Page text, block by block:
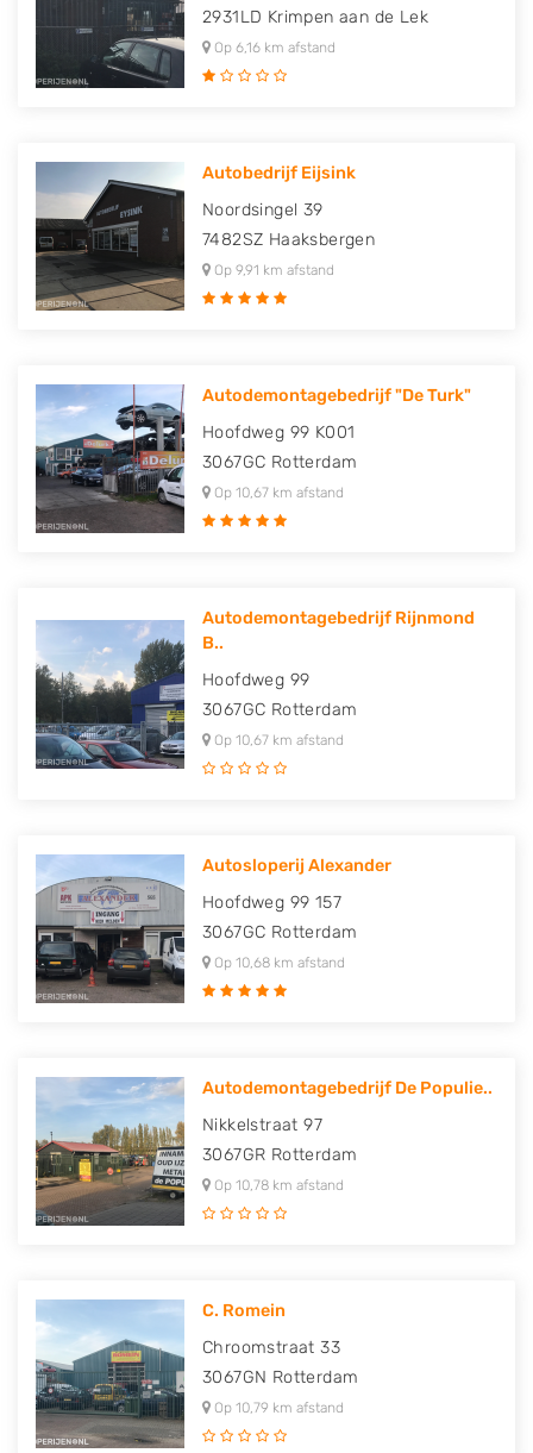
2931LD Krimpen aan de Lek
Op 6,16 km afstand
Autobedrijf Eijsink
Noordsingel 39
7482SZ Haaksbergen
Op 9,91 km afstand
Autodemontagebedrijf "De Turk"
Hoofdweg 99 K001
3067GC Rotterdam
Op 10,67 km afstand
Autodemontagebedrijf Rijnmond
B..
Hoofdweg 99
3067GC Rotterdam
Op 10,67 km afstand
Autosloperij Alexander
Hoofdweg 99 157
3067GC Rotterdam
Op 10,68 km afstand
Autodemontagebedrijf De Populie..
Nikkelstraat 97
3067GR Rotterdam
Op 10,78 km afstand
C. Romein
Chroomstraat 33
3067GN Rotterdam
Op 10,79 km afstand